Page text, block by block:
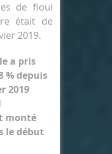
de fioul
était de
2019.
a pris
% depuis
2019
monté
le début